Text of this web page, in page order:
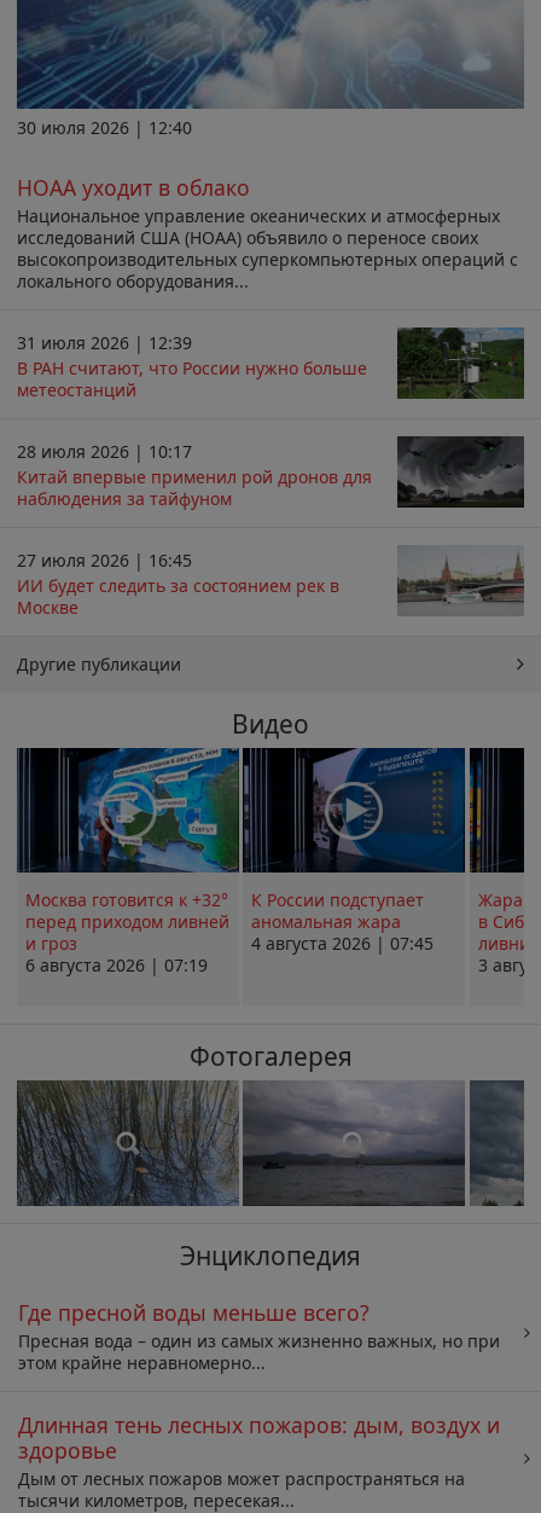
30 июля 2026 | 12:40
НОАА уходит в облако
Национальное управление океанических и атмосферных
исследований США (НОАА) объявило о переносе своих
высокопроизводительных суперкомпьютерных операций с
локального оборудования...
31 июля 2026 | 12:39
В РАН считают, что России нужно больше
метеостанций
28 июля 2026 | 10:17
Китай впервые применил рой дронов для
наблюдения за тайфуном
27 июля 2026 | 16:45
ИИ будет следить за состоянием рек в
Москве
Другие публикации
Видео
Москва готовится к +32°
перед приходом ливней
и гроз
6 августа 2026 | 07:19
К России подступает
аномальная жара
4 августа 2026 | 07:45
Жара в
в
ливни
3
Фотогалерея
Энциклопедия
Где пресной воды меньше всего?
Пресная вода – один из самых жизненно важных, но при
этом крайне неравномерно...
Длинная тень лесных пожаров: дым, воздух и
здоровье
Дым от лесных пожаров может распространяться на
тысячи километров, пересекая...